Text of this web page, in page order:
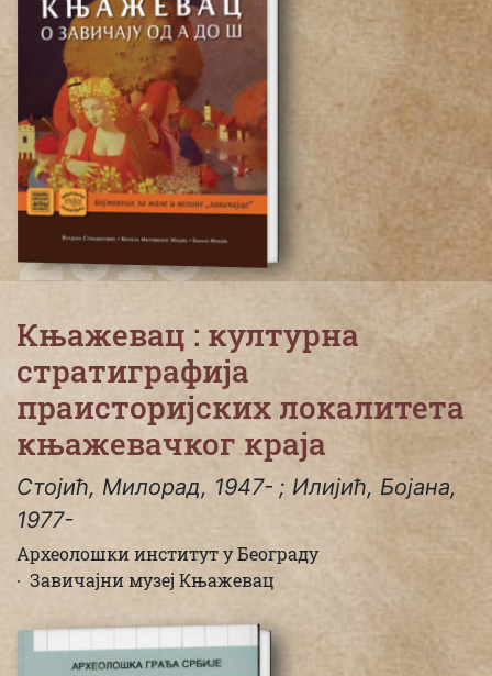
2013
Књажевац : културна
стратиграфија
праисторијских локалитета
књажевачког краја
Стојић, Милорад, 1947-
Илијић, Бојана,
1977-
Археолошки институт у Београду
Завичајни музеј Књажевац